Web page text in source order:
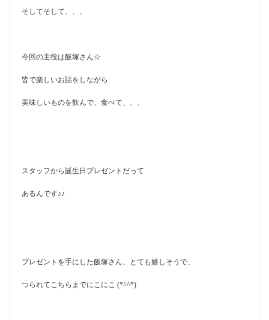
そしてそして、、、
今回の主役は飯塚さん☆
皆で楽しいお話をしながら
美味しいものを飲んで、食べて、、、
スタッフから誕生日プレゼントだって
あるんです♪♪
プレゼントを手にした飯塚さん、 とても嬉しそうで、
つられてこちらまでにこにこ (*^^*)